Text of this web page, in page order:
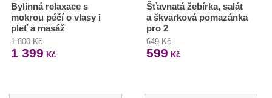
Bylinná relaxace s
mokrou péčí o vlasy i
pleť a masáž
1 800 Kč
1 399 Kč
Šťavnatá žebírka, salát
a škvarková pomazánka
pro 2
649 Kč
599 Kč